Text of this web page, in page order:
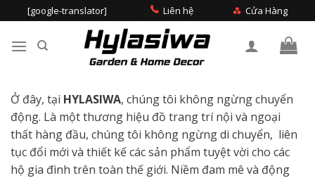
to
content
[google-translator] Liên hệ Cửa Hàng
kiếm:
Ở đây, tại HYLASIWA, chúng tôi không ngừng chuyển
động. Là một thương hiệu đồ trang trí nội và ngoại
thất hàng đầu, chúng tôi không ngừng di chuyển, liên
tục đổi mới và thiết kế các sản phẩm tuyệt vời cho các
hộ gia đình trên toàn thế giới. Niềm đam mê và động